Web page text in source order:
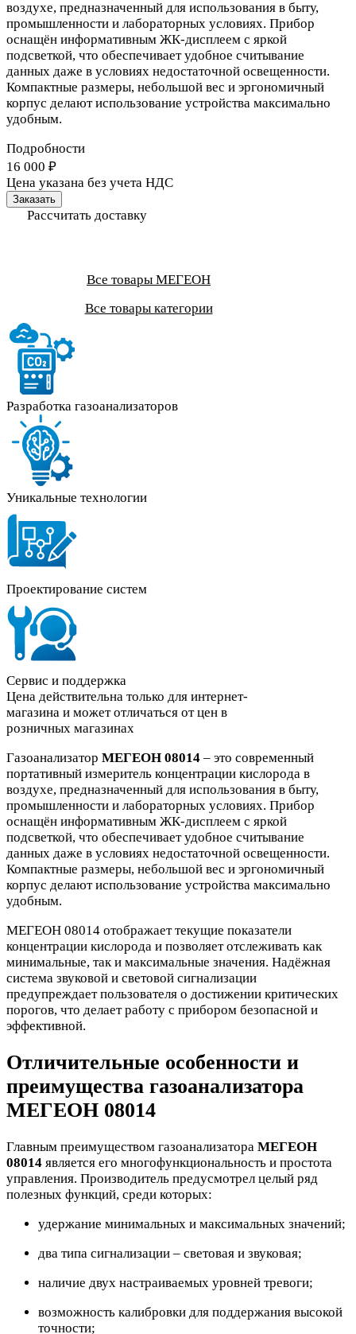
воздухе, предназначенный для использования в быту,
промышленности и лабораторных условиях. Прибор
оснащён информативным ЖК-дисплеем с яркой
подсветкой, что обеспечивает удобное считывание
данных даже в условиях недостаточной освещенности.
Компактные размеры, небольшой вес и эргономичный
корпус делают использование устройства максимально
удобным.
Подробности
16 000 ₽
Цена указана без учета НДС
Заказать
Рассчитать доставку
Все товары МЕГЕОН
Все товары категории
Разработка газоанализаторов
Уникальные технологии
Проектирование систем
Сервис и поддержка
Цена действительна только для интернет-
магазина и может отличаться от цен в
розничных магазинах
Газоанализатор МЕГЕОН 08014 – это современный
портативный измеритель концентрации кислорода в
воздухе, предназначенный для использования в быту,
промышленности и лабораторных условиях. Прибор
оснащён информативным ЖК-дисплеем с яркой
подсветкой, что обеспечивает удобное считывание
данных даже в условиях недостаточной освещенности.
Компактные размеры, небольшой вес и эргономичный
корпус делают использование устройства максимально
удобным.
МЕГЕОН 08014 отображает текущие показатели
концентрации кислорода и позволяет отслеживать как
минимальные, так и максимальные значения. Надёжная
система звуковой и световой сигнализации
предупреждает пользователя о достижении критических
порогов, что делает работу с прибором безопасной и
эффективной.
Отличительные особенности и
преимущества газоанализатора
МЕГЕОН 08014
Главным преимуществом газоанализатора МЕГЕОН
08014 является его многофункциональность и простота
управления. Производитель предусмотрел целый ряд
полезных функций, среди которых:
удержание минимальных и максимальных значений;
два типа сигнализации – световая и звуковая;
наличие двух настраиваемых уровней тревоги;
возможность калибровки для поддержания высокой
точности;